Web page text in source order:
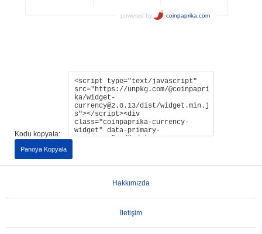
Kodu kopyala:
Panoya Kopyala
Hakkımızda
İletişim